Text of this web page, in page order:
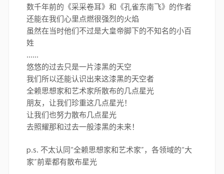
数千年前的《采采卷耳》和《孔雀东南飞》的作者
还能在我们心里点燃很强烈的火焰
虽然在当时他们不过是大皇帝脚下的不知名的小百
姓
……
悠悠的过去只是一片漆黑的天空
我们所以还能认识出来这漆黑的天空者
全赖思想家和艺术家所散布的几点星光
朋友，让我们珍重这几点星光！
让我们也努力散布几点星光
去照耀那和过去一般漆黑的未来！
p.s. 不太认同“全赖思想家和艺术家”，各领域的“大
家”前辈都有散布星光